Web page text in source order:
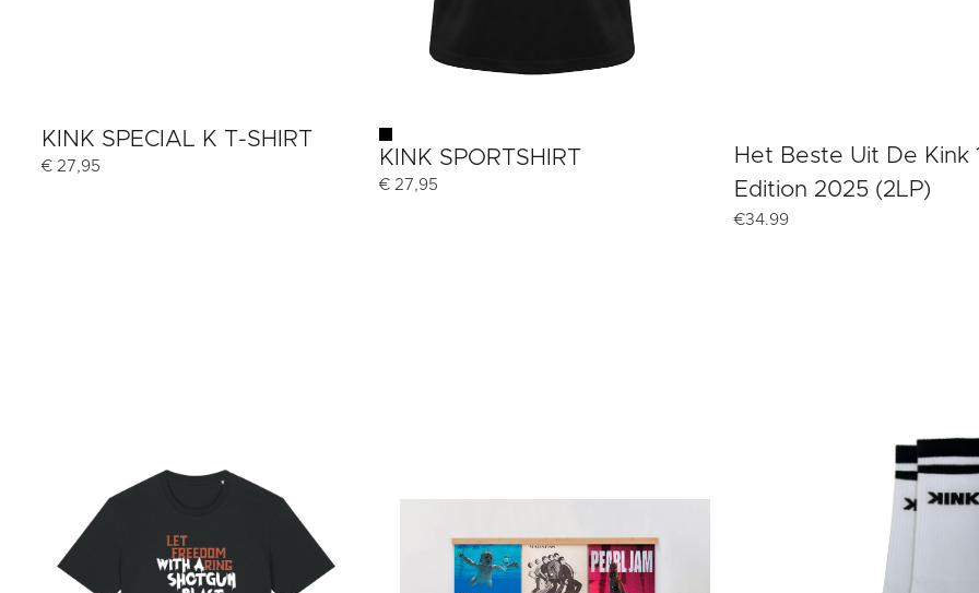
KINK SPECIAL K T-SHIRT
€27,95 KINK SPORTSHIRT
€ 27,95
Het Beste Uit De Kink
Edition 2025 (2LP)
€34.99